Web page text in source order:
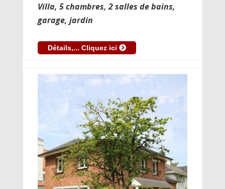
Villa, 5 chambres, 2 salles de bains,
garage, jardin
Détails,... Cliquez ici